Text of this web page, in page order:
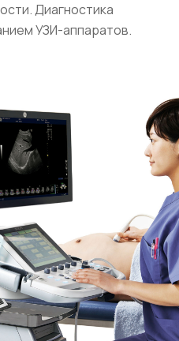
Диагностика
УЗИ-аппаратов.